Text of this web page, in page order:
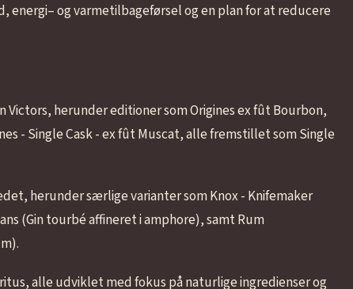
energi– og varmetilbageførsel og en plan for at reducere
Victors, herunder editioner som Origines ex fût Bourbon,
- Single Cask - ex fût Muscat, alle fremstillet som Single
herunder særlige varianter som Knox - Knifemaker
(Gin tourbé affineret i amphore), samt Rum
alle udviklet med fokus på naturlige ingredienser og